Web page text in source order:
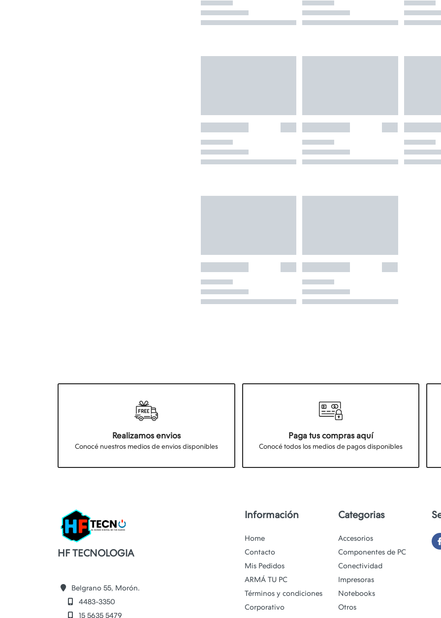
Realizamos envios
Conocé nuestros medios de envios disponibles
Paga tus compras aquí
Conocé todos los medios de pagos disponibles
HF TECNOLOGIA
Belgrano 55, Morón.
4483-3350
15 5635 5479
Información
Home
Contacto
Mis Pedidos
ARMÁ TU PC
Términos y condiciones
Corporativo
Categorias
Accesorios
Componentes de PC
Conectividad
Impresoras
Notebooks
Otros